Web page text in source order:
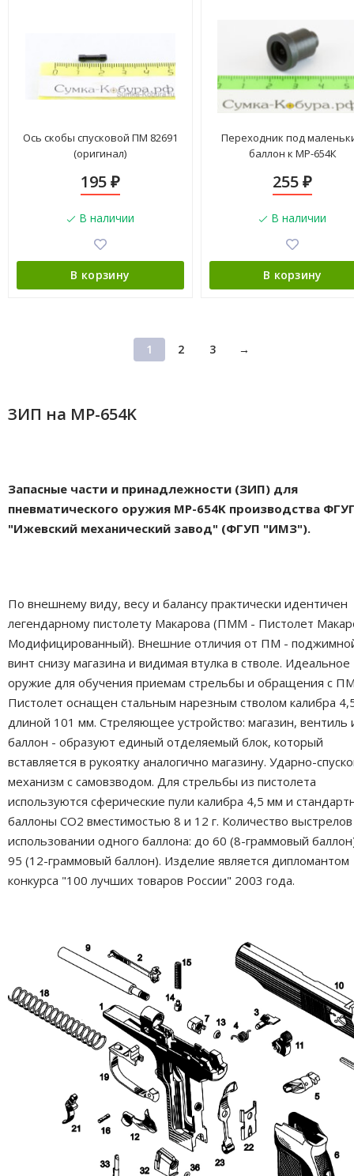
Ось скобы спусковой ПМ 82691
(оригинал)
195 ₽
В наличии
В корзину
Переходник под
баллон к МР-654К
255₽
В наличии
В корзину
1 2 3 →
ЗИП на MP-654K
Запасные части и принадлежности (ЗИП) для
пневматического оружия MP-654K производства
"Ижевский механический завод" (ФГУП "ИМЗ").
По внешнему виду, весу и балансу практически идентичен
легендарному пистолету Макарова (ПММ - Пистолет
Модифицированный). Внешние отличия от ПМ -
винт снизу магазина и видимая втулка в стволе. Идеальное
оружие для обучения приемам стрельбы и обращения с
Пистолет оснащен стальным нарезным стволом калибра
длиной 101 мм. Стреляющее устройство: магазин, вентиль
баллон - образуют единый отделяемый блок, который
вставляется в рукоятку аналогично магазину. Ударно-
механизм с самовзводом. Для стрельбы из пистолета
используются сферические пули калибра 4,5 мм и
баллоны СО2 вместимостью 8 и 12 г. Количество
использовании одного баллона: до 60 (8-граммовый
95 (12-граммовый баллон). Изделие является дипломантом
конкурса "100 лучших товаров России" 2003 года.